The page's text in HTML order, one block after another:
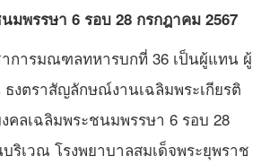
มพรรษา 6 รอบ 28 กรกฎาคม 2567
าการมณฑลทหารบกที่ 36 เป็นผู้แทน ผู้
งตราสัญลักษณ์งานเฉลิมพระเกียรติ
คลเฉลิมพระชนมพรรษา 6 รอบ 28
เวณ โรงพยาบาลสมเด็จพระยุพราช